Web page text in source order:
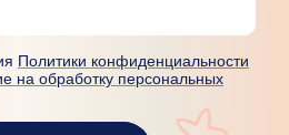
Политики конфиденциальности
на обработку персональных